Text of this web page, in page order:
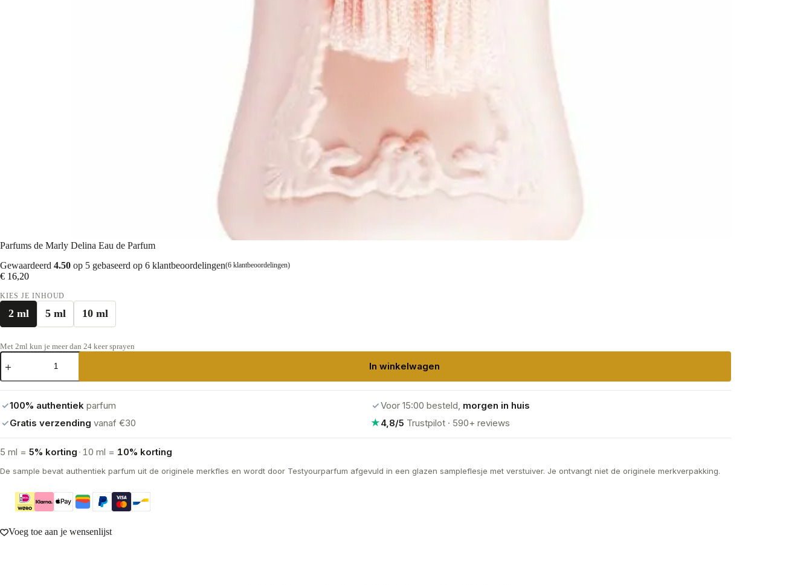
Parfums de Marly Delina Eau de Parfum
Gewaardeerd 4.50 op 5 gebaseerd op 6 klantbeoordelingen(6 klantbeoordelingen)
€ 16,20
KIES JE INHOUD
2 ml 5 ml 10 ml
Met 2ml kun je meer dan 24 keer sprayen
Parfums
de
de
aantal
In winkelwagen
✓100% authentiek parfum ✓Voor 15:00 besteld, morgen in huis
✓Gratis verzending vanaf €30 ★4,8/5 Trustpilot · 590+ reviews
5 ml = 5% korting · 10 ml = 10% korting
De sample bevat authentiek parfum uit de originele merkfles en wordt door Testyourparfum afgevuld in een glazen sampleflesje met verstuiver. Je ontvangt niet de originele merkverpakking.
Voeg toe aan je wensenlijst